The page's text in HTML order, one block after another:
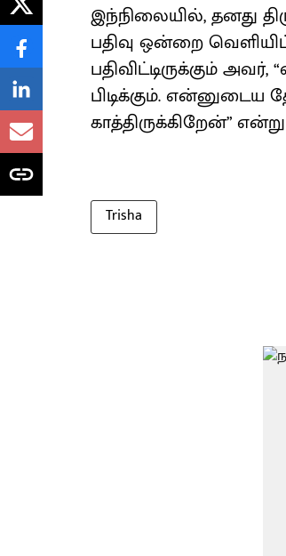
இந்நிலையில், தனது
பதிவு ஒன்றை
பதிவிட்டிருக்கும்
பிடிக்கும். என்னுடைய
காத்திருக்கிறேன்”
Trisha